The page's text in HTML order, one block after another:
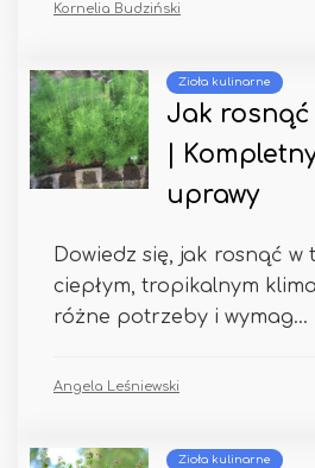
Kornelia Budziński
Zioła kulinarne
Jak
|
uprawy
Dowiedz się, jak rosnąć w
ciepłym, tropikalnym
różne potrzeby i wymag...
Angela Leśniewski
Zioła kulinarne